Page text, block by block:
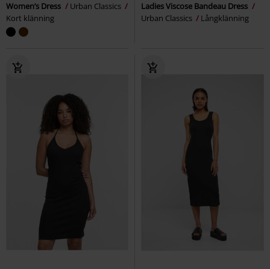
Women’s Dress
Urban Classics
Kort klänning
Ladies Viscose Bandeau Dress
Urban Classics
Långklänning